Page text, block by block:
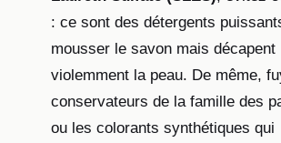
: ce sont des détergents
mousser le savon mais décapent
violemment la peau. De même,
conservateurs de la famille des
ou les colorants synthétiques qui